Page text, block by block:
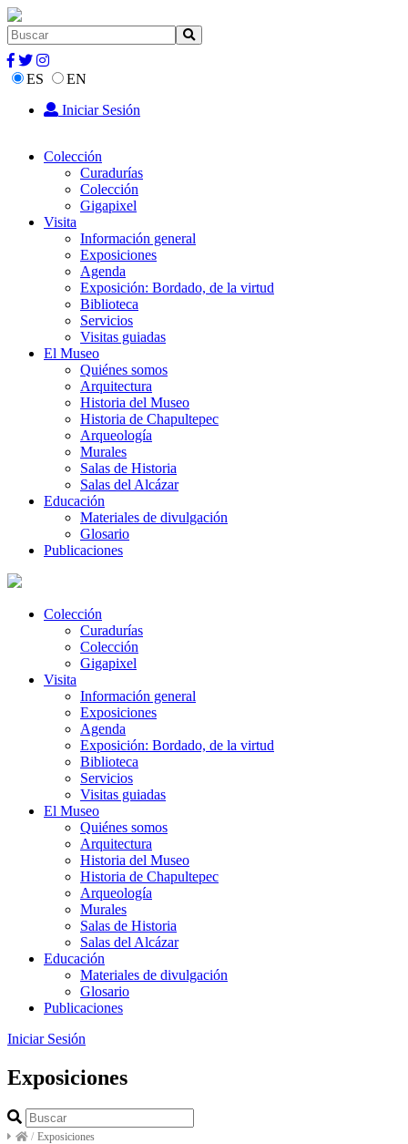
ES
EN
Iniciar Sesión
Colección
Curadurías
Colección
Gigapixel
Visita
Información general
Exposiciones
Agenda
Exposición: Bordado, de la virtud
Biblioteca
Servicios
Visitas guiadas
El Museo
Quiénes somos
Arquitectura
Historia del Museo
Historia de Chapultepec
Arqueología
Murales
Salas de Historia
Salas del Alcázar
Educación
Materiales de divulgación
Glosario
Publicaciones
Colección
Curadurías
Colección
Gigapixel
Visita
Información general
Exposiciones
Agenda
Exposición: Bordado, de la virtud
Biblioteca
Servicios
Visitas guiadas
El Museo
Quiénes somos
Arquitectura
Historia del Museo
Historia de Chapultepec
Arqueología
Murales
Salas de Historia
Salas del Alcázar
Educación
Materiales de divulgación
Glosario
Publicaciones
Iniciar Sesión
Exposiciones
/ Exposiciones